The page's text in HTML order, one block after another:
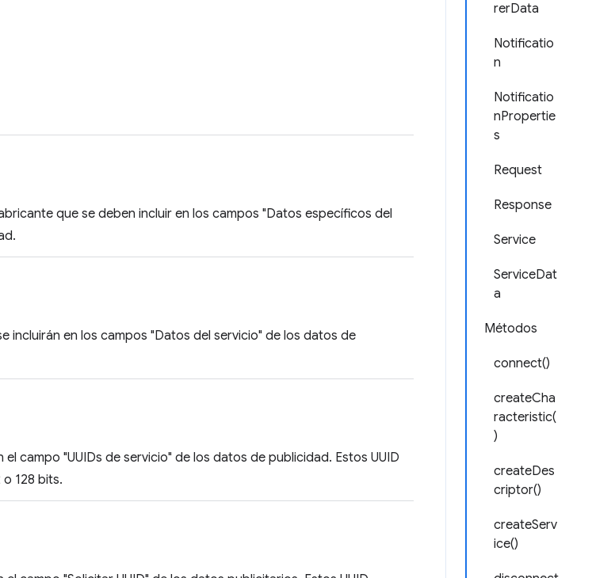
rerData
Notificatio
n
Notificatio
nPropertie
s
Request
Response
Service
ServiceDat
a
Métodos
connect()
createCha
racteristic(
)
createDes
criptor()
createServ
ice()
que se deben incluir en los campos "Datos específicos del
incluirán en los campos "Datos del servicio" de los datos de
el campo "UUIDs de servicio" de los datos de publicidad. Estos UUID
128 bits.